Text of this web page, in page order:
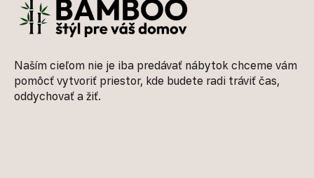
Naším cieľom nie je iba predávať nábytok chceme vám
pomôcť vytvoriť priestor, kde budete radi tráviť čas,
oddychovať a žiť.